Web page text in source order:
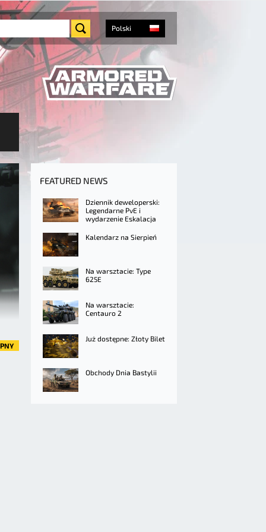
Polski
FEATURED NEWS
Dziennik deweloperski:
Legendarne PvE i
wydarzenie Eskalacja
Kalendarz na Sierpień
Na warsztacie: Type
625E
Na warsztacie:
Centauro 2
Już dostępne: Złoty Bilet
Obchody Dnia Bastylii